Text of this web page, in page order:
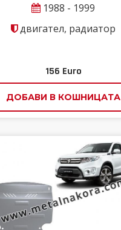
1988 - 1999
двигател, радиатор
156 Euro
ДОБАВИ В КОШНИЦАТА